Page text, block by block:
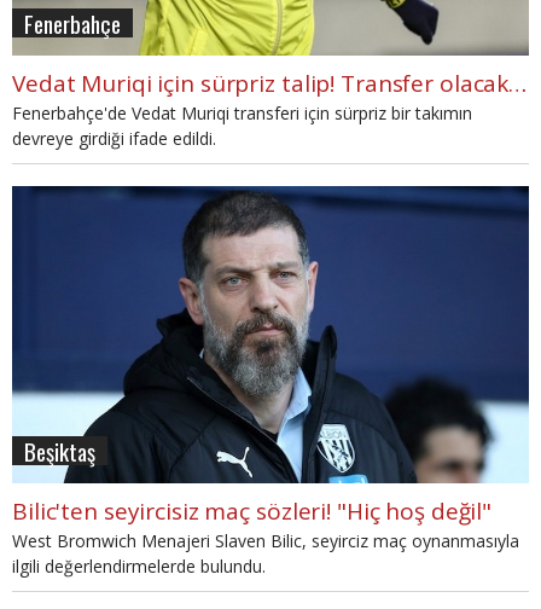
Fenerbahçe
Vedat Muriqi için sürpriz talip! Transfer olacak mı?
Fenerbahçe'de Vedat Muriqi transferi için sürpriz bir takımın
devreye girdiği ifade edildi.
Beşiktaş
Bilic'ten seyircisiz maç sözleri! "Hiç hoş değil"
West Bromwich Menajeri Slaven Bilic, seyirciz maç oynanmasıyla
ilgili değerlendirmelerde bulundu.